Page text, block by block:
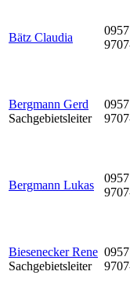
Bätz Claudia
Bergmann Gerd
Sachgebietsleiter
Bergmann Lukas
Biesenecker Rene
Sachgebietsleiter